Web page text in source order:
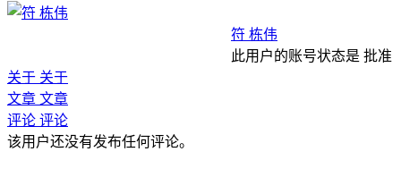
符 栋伟
此用户的账号状态是 批准
关于 关于
文章 文章
评论 评论
该用户还没有发布任何评论。